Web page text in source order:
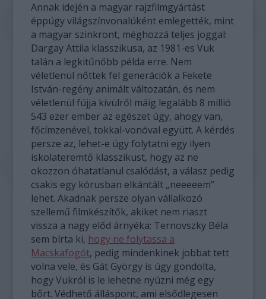
Annak idején a magyar rajzfilmgyártást
éppúgy világszínvonalúként emlegették, mint
a magyar szinkront, méghozzá teljes joggal:
Dargay Attila klasszikusa, az 1981-es Vuk
talán a legkitűnőbb példa erre. Nem
véletlenül nőttek fel generációk a Fekete
István-regény animált változatán, és nem
véletlenül fújja kívülről máig legalább 8 millió
543 ezer ember az egészet úgy, ahogy van,
főcímzenével, tokkal-vonóval együtt. A kérdés
persze az, lehet-e úgy folytatni egy ilyen
iskolateremtő klasszikust, hogy az ne
okozzon óhatatlanul csalódást, a válasz pedig
csakis egy kórusban elkántált „neeeeem”
lehet. Akadnak persze olyan vállalkozó
szellemű filmkészítők, akiket nem riaszt
vissza a nagy előd árnyéka: Ternovszky Béla
sem bírta ki, hogy ne folytassa a
Macskafogót, pedig mindenkinek jobbat tett
volna vele, és Gát György is úgy gondolta,
hogy Vukról is le lehetne nyúzni még egy
bőrt. Védhető álláspont, ami elsődlegesen